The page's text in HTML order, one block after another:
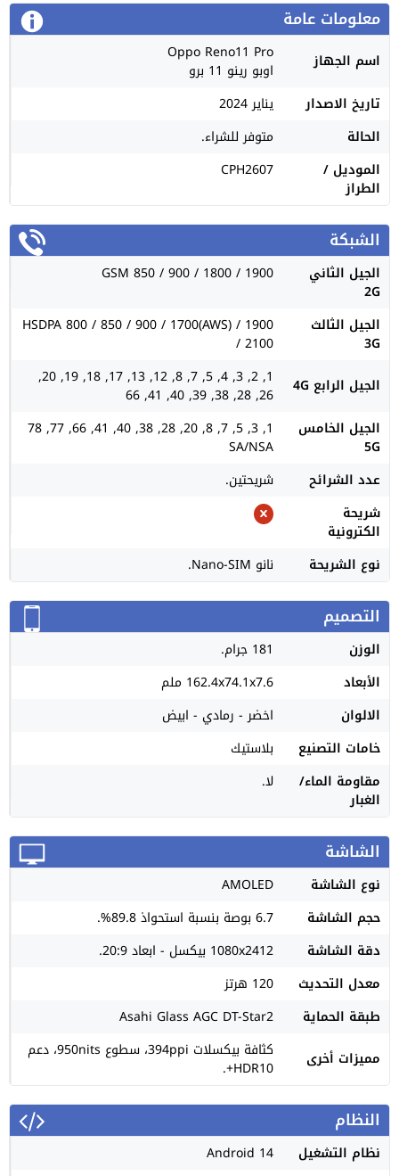
معلومات عامة
اسم الجهاز Oppo Reno11 Pro
اوبو رينو 11 برو
تاريخ الاصدار
يناير 2024
الحالة
متوفر للشراء.
الموديل /
الطراز
CPH2607
الشبكة
الجيل الثاني
2G
GSM 850 / 900 / 1800 / 1900
الجيل الثالث
3G
HSDPA 800 / 850 / 900 / 1700(AWS) / 1900
/ 2100
الجيل الرابع 4G
1, 2, 3, 4, 5, 7, 8, 12, 13, 17, 18, 19, 20,
26, 28, 38, 39, 40, 41, 66
الجيل الخامس
5G
1, 3, 5, 7, 8, 20, 28, 38, 40, 41, 66, 77, 78
SA/NSA
عدد الشرائح
شريحتين.
شريحة
الكترونية
نوع الشريحة
نانو Nano-SIM.
التصميم
الوزن
181 جرام.
الأبعاد
162.4x74.1x7.6 ملم
الالوان
اخضر - رمادي - ابيض
خامات التصنيع
بلاستيك
مقاومة الماء/
الغبار
لا.
الشاشة
نوع الشاشة
AMOLED
حجم الشاشة
6.7 بوصة بنسبة استحواذ 89.8%.
دقة الشاشة
1080x2412 بيكسل - ابعاد 20:9.
معدل التحديث
120 هرتز
طبقة الحماية
Asahi Glass AGC DT-Star2
مميزات أخرى
كثافة بيكسلات 394ppi، سطوع 950nits، دعم
HDR10+.
النظام
نظام التشغيل
Android 14